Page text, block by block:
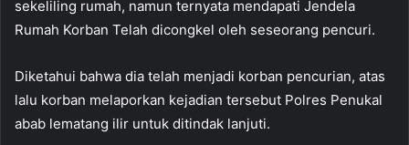
sekeliling rumah, namun ternyata mendapati Jendela
Rumah Korban Telah dicongkel oleh seseorang pencuri.
Diketahui bahwa dia telah menjadi korban pencurian, atas
lalu korban melaporkan kejadian tersebut Polres Penukal
abab lematang ilir untuk ditindak lanjuti.